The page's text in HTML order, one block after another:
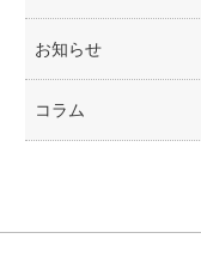
お知らせ
コラム